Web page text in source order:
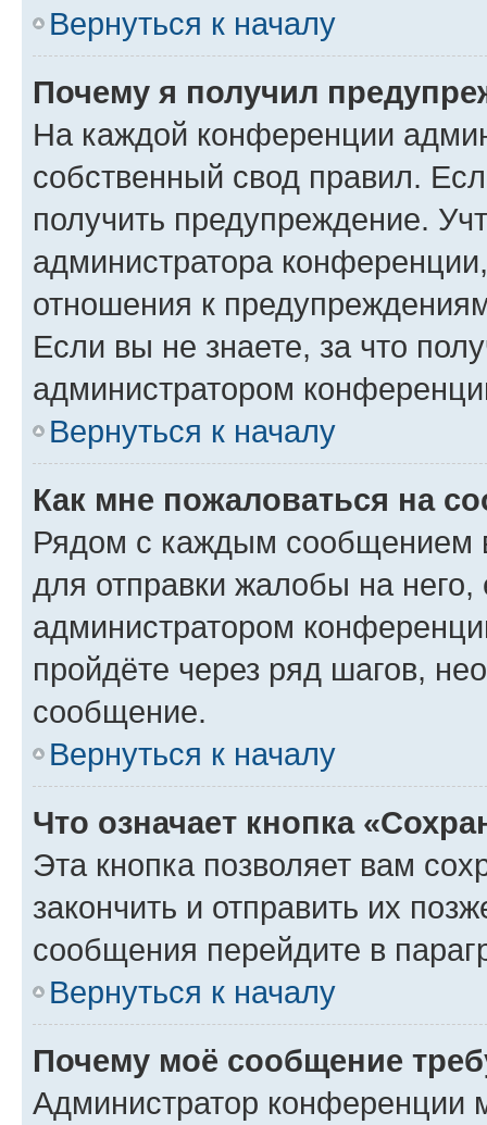
Вернуться к началу
Почему я получил
На каждой конференции
собственный свод правил.
получить предупреждение.
администратора
отношения к
Если вы не знаете, за что
администратором
Вернуться к началу
Как мне пожаловаться на
Рядом с каждым сообщением
для отправки жалобы на
администратором
пройдёте через ряд шагов,
сообщение.
Вернуться к началу
Что означает кнопка
Эта кнопка позволяет вам
закончить и отправить их
сообщения перейдите в
Вернуться к началу
Почему моё сообщение
Администратор конференции